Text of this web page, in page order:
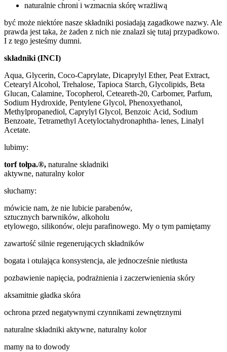
naturalnie chroni i wzmacnia skórę wrażliwą
być może niektóre nasze składniki posiadają zagadkowe nazwy. Ale
prawda jest taka, że żaden z nich nie znalazł się tutaj przypadkowo.
I z tego jesteśmy dumni.
składniki (INCI)
Aqua, Glycerin, Coco-Caprylate, Dicaprylyl Ether, Peat Extract,
Cetearyl Alcohol, Trehalose, Tapioca Starch, Glycolipids, Beta
Glucan, Calamine, Tocopherol, Ceteareth-20, Carbomer, Parfum,
Sodium Hydroxide, Pentylene Glycol, Phenoxyethanol,
Methylpropanediol, Caprylyl Glycol, Benzoic Acid, Sodium
Benzoate, Tetramethyl Acetyloctahydronaphtha- lenes, Linalyl
Acetate.
lubimy:
torf tołpa.®, naturalne składniki
aktywne, naturalny kolor
słuchamy:
mówicie nam, że nie lubicie parabenów,
sztucznych barwników, alkoholu
etylowego, silikonów, oleju parafinowego. My o tym pamiętamy
zawartość silnie regenerujących składników
bogata i otulająca konsystencja, ale jednocześnie nietłusta
pozbawienie napięcia, podrażnienia i zaczerwienienia skóry
aksamitnie gładka skóra
ochrona przed negatywnymi czynnikami zewnętrznymi
naturalne składniki aktywne, naturalny kolor
mamy na to dowody